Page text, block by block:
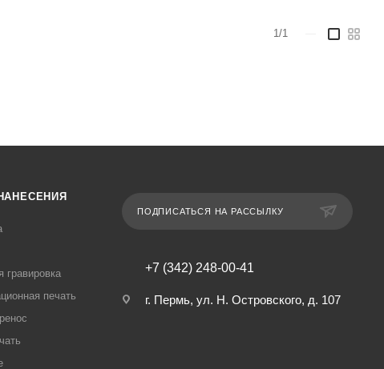
1/1
гравировка
печать
ПОДПИСАТЬСЯ НА РАССЫЛКУ
+7 (342) 248-00-41
г. Пермь, ул. Н. Островского, д. 107